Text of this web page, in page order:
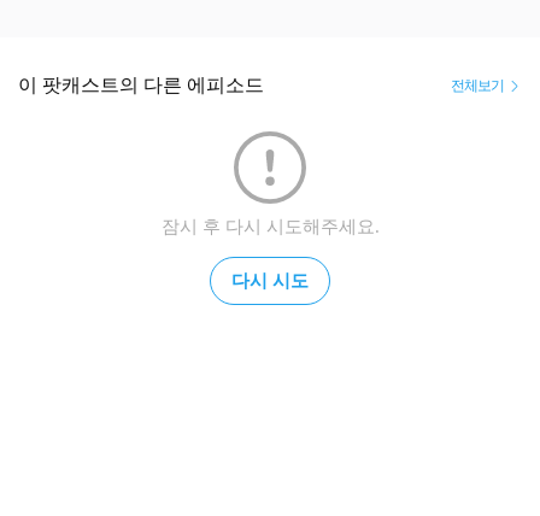
이 팟캐스트의 다른 에피소드 전체보기
잠시 후 다시 시도해주세요.
다시 시도